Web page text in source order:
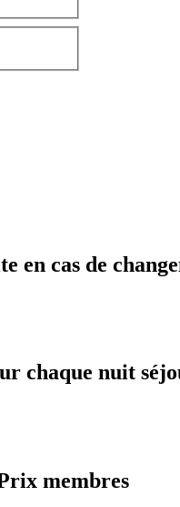
en cas de
chaque nuit
membres